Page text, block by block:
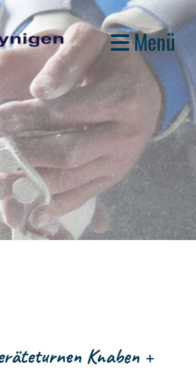
Menü
Knaben +